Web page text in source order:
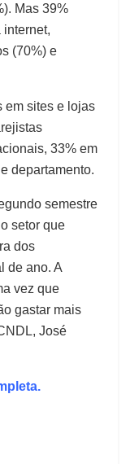
Mas 39%
internet,
(70%) e
em sites e lojas
33% em
departamento.
semestre
setor que
dos
de ano. A
vez que
gastar mais
José